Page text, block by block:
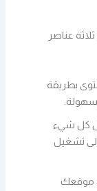
عناصر
بطريقة
كل شيء
تشغيل
موقعك